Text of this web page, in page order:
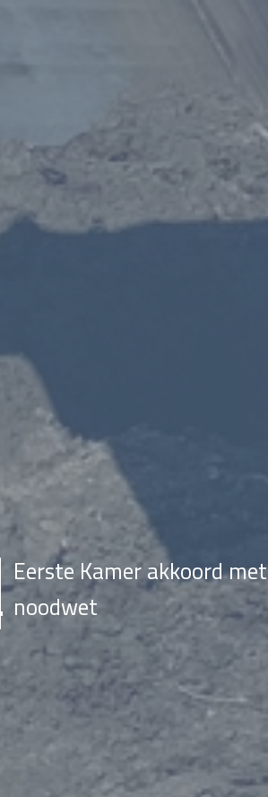
Eerste Kamer akkoord met
noodwet